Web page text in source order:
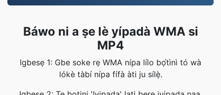
Báwo ni a ṣe lè yípadà WMA si
MP4
Igbesẹ 1: Gbe soke rẹ WMA nípa lílo bọ́tìnì tó wà
lókè tàbí nípa fífà àti ju sílẹ̀.